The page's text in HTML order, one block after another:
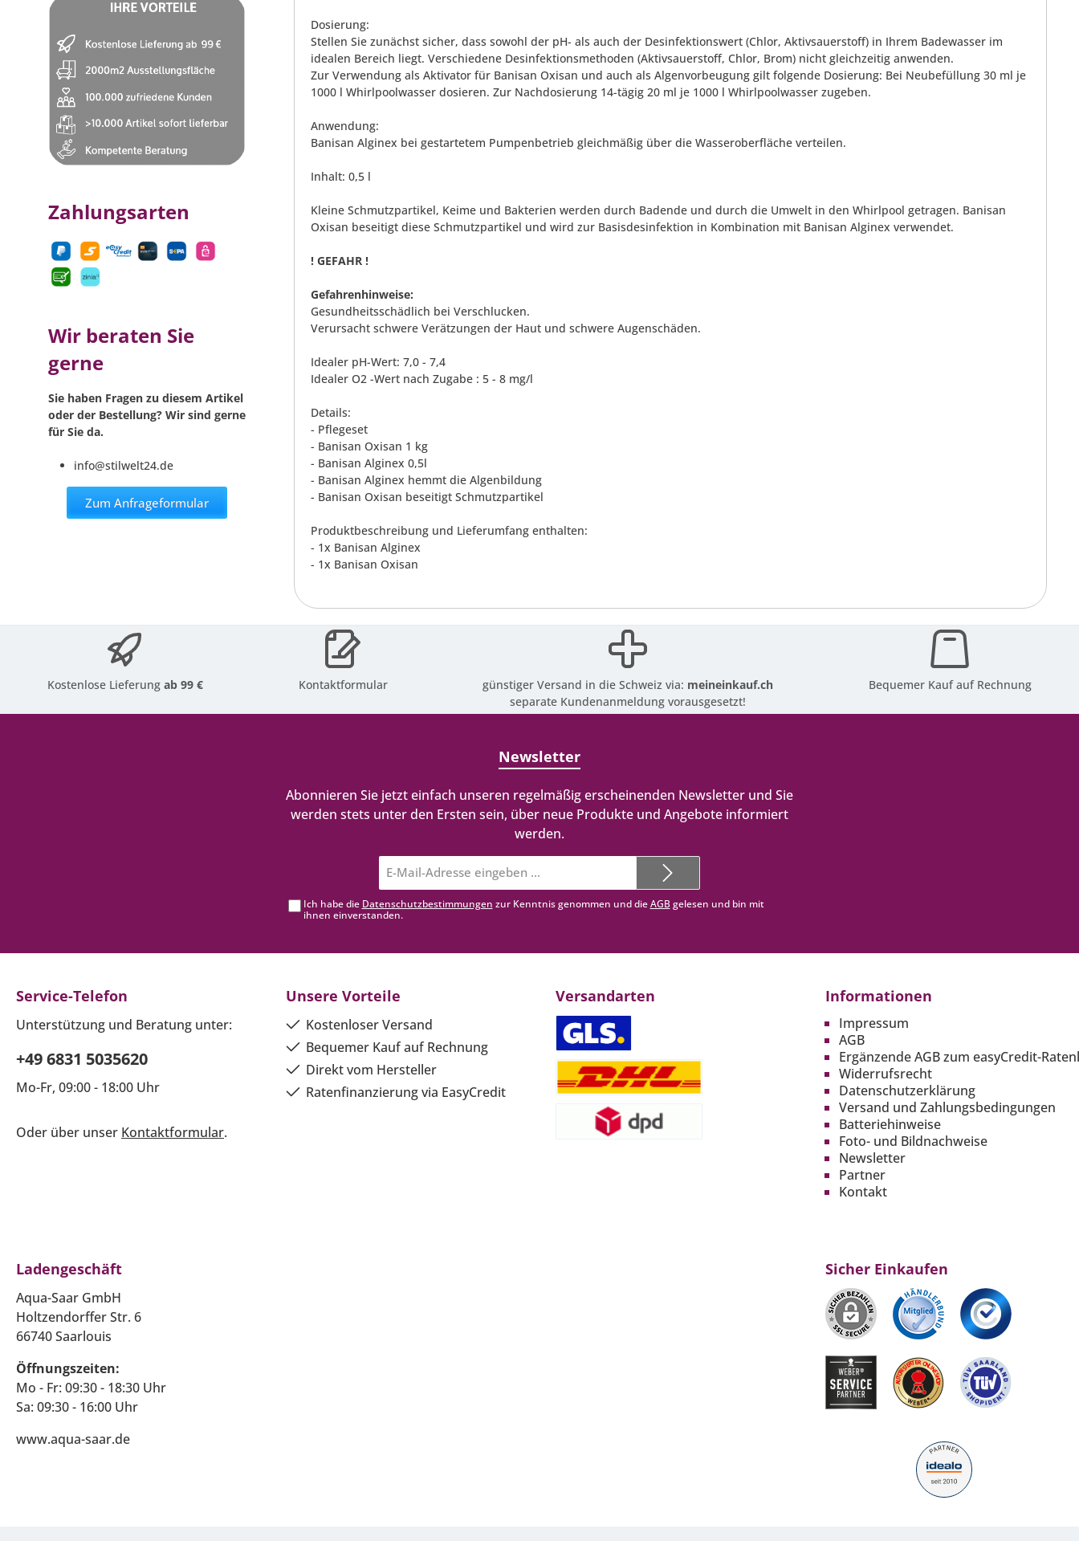
Zahlungsarten
Wir beraten Sie
gerne
Sie haben Fragen zu diesem Artikel
oder der Bestellung? Wir sind gerne
für Sie da.
info@stilwelt24.de
Zum Anfrageformular
Dosierung:
Stellen Sie zunächst sicher, dass sowohl der pH- als auch der Desinfektionswert (Chlor, Aktivsauerstoff) in Ihrem Badewasser im
idealen Bereich liegt. Verschiedene Desinfektionsmethoden (Aktivsauerstoff, Chlor, Brom) nicht gleichzeitig anwenden.
Zur Verwendung als Aktivator für Banisan Oxisan und auch als Algenvorbeugung gilt folgende Dosierung: Bei Neubefüllung 30 ml je
1000 l Whirlpoolwasser dosieren. Zur Nachdosierung 14-tägig 20 ml je 1000 l Whirlpoolwasser zugeben.
Anwendung:
Banisan Alginex bei gestartetem Pumpenbetrieb gleichmäßig über die Wasseroberfläche verteilen.
Inhalt: 0,5 l
Kleine Schmutzpartikel, Keime und Bakterien werden durch Badende und durch die Umwelt in den Whirlpool getragen. Banisan
Oxisan beseitigt diese Schmutzpartikel und wird zur Basisdesinfektion in Kombination mit Banisan Alginex verwendet.
! GEFAHR !
Gefahrenhinweise:
Gesundheitsschädlich bei Verschlucken.
Verursacht schwere Verätzungen der Haut und schwere Augenschäden.
Idealer pH-Wert: 7,0 - 7,4
Idealer O2 -Wert nach Zugabe : 5 - 8 mg/l
Details:
- Pflegeset
- Banisan Oxisan 1 kg
- Banisan Alginex 0,5l
- Banisan Alginex hemmt die Algenbildung
- Banisan Oxisan beseitigt Schmutzpartikel
Produktbeschreibung und Lieferumfang enthalten:
- 1x Banisan Alginex
- 1x Banisan Oxisan
Kostenlose Lieferungab 99 € Kontaktformular günstiger Versand in die Schweiz via: meineinkauf.ch
separate Kundenanmeldung vorausgesetzt!
Bequemer Kauf auf Rechnung
Newsletter
Abonnieren Sie jetzt einfach unseren regelmäßig erscheinenden Newsletter und Sie
werden stets unter den Ersten sein, über neue Produkte und Angebote informiert
werden.
Mail-
Adresse*
Ich habe die Datenschutzbestimmungen zur Kenntnis genommen und dieAGBgelesen und bin mit
ihnen einverstanden.
Service-Telefon
Unterstützung und Beratung unter:
+49 6831 5035620
Mo-Fr, 09:00 - 18:00 Uhr
Oder über unser Kontaktformular.
Unsere Vorteile
Kostenloser Versand
Bequemer Kauf auf Rechnung
Direkt vom Hersteller
Ratenfinanzierung via EasyCredit
Versandarten Informationen
Impressum
AGB
Ergänzende AGB zum easyCredit-
Widerrufsrecht
Datenschutzerklärung
Versand und Zahlungsbedingungen
Batteriehinweise
Foto- und Bildnachweise
Newsletter
Partner
Kontakt
Ladengeschäft
Aqua-Saar GmbH
Holtzendorffer Str. 6
66740 Saarlouis
Öffnungszeiten:
Mo - Fr: 09:30 - 18:30 Uhr
Sa: 09:30 - 16:00 Uhr
www.aqua-saar.de
Sicher Einkaufen